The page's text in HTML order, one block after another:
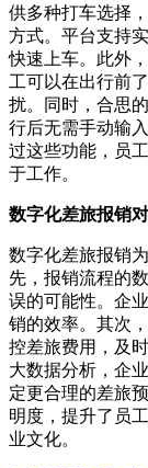
供多种打车选择
方式。平台支持
快速上车。此外
工可以在出行前
扰。同时，合思
行后无需手动输
过这些功能，员
于工作。
数字化差旅报销
数字化差旅报销
先，报销流程的
误的可能性。企
销的效率。其次
控差旅费用，及
大数据分析，企
定更合理的差旅
明度，提升了员
业文化。